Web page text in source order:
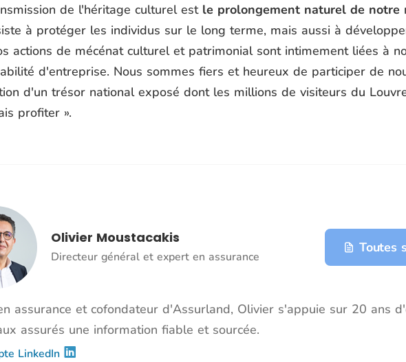
de l'héritage culturel est le prolongement naturel de notre
à protéger les individus sur le long terme, mais aussi à
actions de mécénat culturel et patrimonial sont intimement liées à
d'entreprise. Nous sommes fiers et heureux de participer de
d'un trésor national exposé dont les millions de visiteurs du
profiter ».
Olivier Moustacakis
Directeur général et expert en assurance
Toutes
assurance et cofondateur d'Assurland, Olivier s'appuie sur 20 ans
assurés une information fiable et sourcée.
LinkedIn